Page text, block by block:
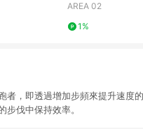
AREA 02
1%
者，即透過增加步頻來提升速度
步伐中保持效率。